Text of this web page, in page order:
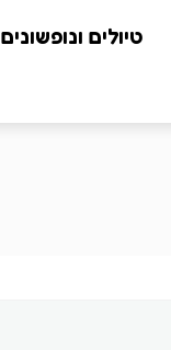
טיולים ונופשונים